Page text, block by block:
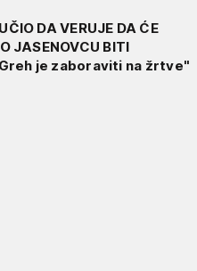
DA VERUJE DA ĆE
JASENOVCU BITI
je zaboraviti na žrtve"